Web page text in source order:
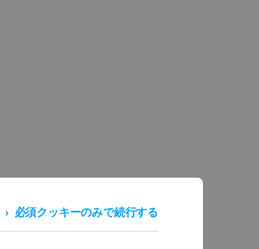
必須クッキーのみで続行する